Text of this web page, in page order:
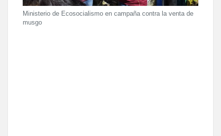
Ministerio de Ecosocialismo en campaña contra la venta de
musgo